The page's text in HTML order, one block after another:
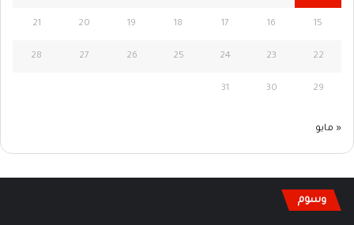
15
16
17
18
19
20
21
22
23
24
25
26
27
28
29
30
31
« مايو
وسوم